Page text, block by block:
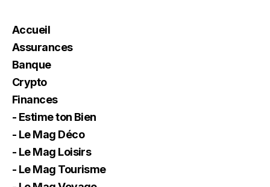
Accueil
Assurances
Banque
Crypto
Finances
- Estime ton Bien
- Le Mag Déco
- Le Mag Loisirs
- Le Mag Tourisme